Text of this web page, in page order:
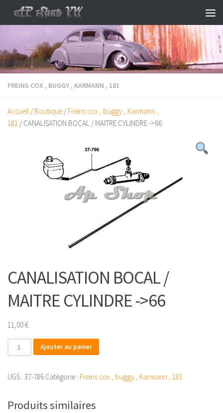
Skip to content
FREINS COX , BUGGY , KARMANN , 181
Accueil / Boutique / Freins cox , buggy , Karmann ,
181 / CANALISATION BOCAL / MAITRE CYLINDRE ->66
CANALISATION BOCAL /
MAITRE CYLINDRE ->66
11,00€
quantité
de
BOCAL
MAITRE
Ajouter au panier
UGS : 37-786 Catégorie : Freins cox , buggy , Karmann , 181
Produits similaires